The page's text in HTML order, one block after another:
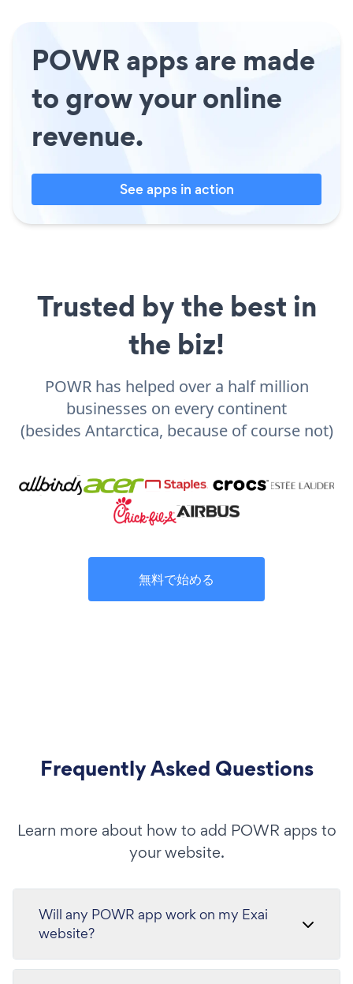
POWR apps are made
to grow your online
revenue.
See apps in action
Trusted by the best in
the biz!
POWR has helped over a half million
businesses on every continent
(besides Antarctica, because of course not)
無料で始める
Frequently Asked Questions
Learn more about how to add POWR apps to
your website.
Will any POWR app work on my Exai
website?